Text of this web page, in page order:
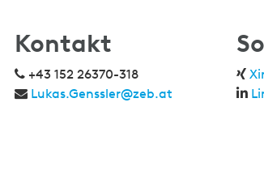
Kontakt
+43 152 26370-318
Lukas.Genssler@zeb.at